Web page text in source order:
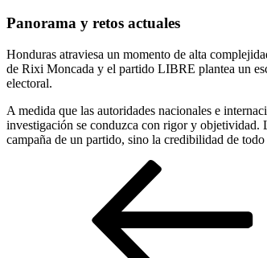
Panorama y retos actuales
Honduras atraviesa un momento de alta
de Rixi Moncada y el partido LIBRE plantea un
electoral.
A medida que las autoridades nacionales e
investigación se conduzca con rigor y objetividad.
campaña de un partido, sino la credibilidad de